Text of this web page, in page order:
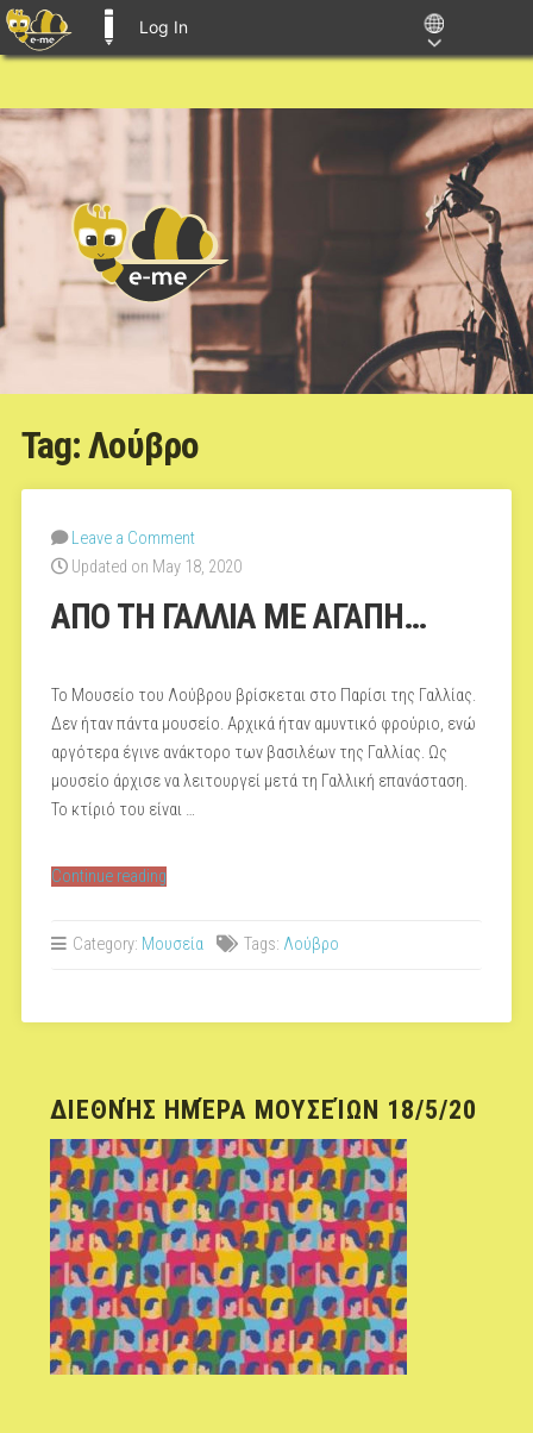
Log In
Tag:Λούβρο
Leave a Comment
Updated on May 18, 2020
ΑΠΟ ΤΗ ΓΑΛΛΙΑ ΜΕ ΑΓΑΠΗ…
Το Μουσείο του Λούβρου βρίσκεται στο Παρίσι της Γαλλίας.
Δεν ήταν πάντα μουσείο. Αρχικά ήταν αμυντικό φρούριο, ενώ
αργότερα έγινε ανάκτορο των βασιλέων της Γαλλίας. Ως
μουσείο άρχισε να λειτουργεί μετά τη Γαλλική επανάσταση.
Το κτίριό του είναι …
Continue reading“ΑΠΟ
ΓΑΛΛΙΑ
Category: Μουσεία Tags: Λούβρο
ΔΙΕΘΝΉΣ ΗΜΈΡΑ ΜΟΥΣΕΊΩΝ 18/5/20